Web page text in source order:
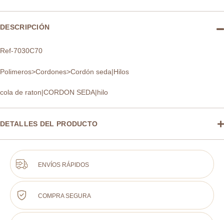
DESCRIPCIÓN
Ref-7030C70
Polimeros>Cordones>Cordón seda|Hilos
cola de raton|CORDON SEDA|hilo
DETALLES DEL PRODUCTO
ENVÍOS RÁPIDOS
COMPRA SEGURA